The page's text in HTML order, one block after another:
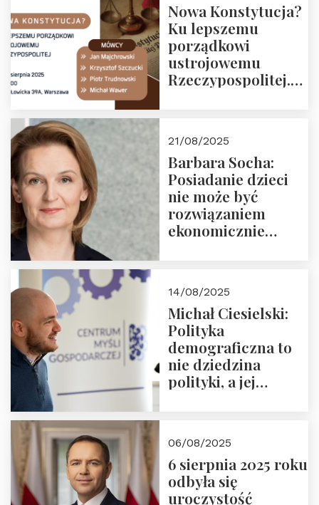
Nowa Konstytucja?
Ku lepszemu
porządkowi
ustrojowemu
Rzeczypospolitej.
Nowego
Ćwierćwiecza”
21/08/2025
Barbara Socha:
Posiadanie dzieci
nie może być
rozwiązaniem
ekonomicznie
14/08/2025
Michał Ciesielski:
Polityka
demograficzna to
nie dziedzina
polityki, a jej
06/08/2025
6 sierpnia 2025 roku
odbyła się
uroczystość